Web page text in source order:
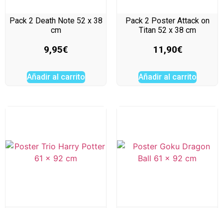
Pack 2 Death Note 52 x 38
cm
9,95€
Añadir al carrito
Pack 2 Poster Attack on
Titan 52 x 38 cm
11,90€
Añadir al carrito